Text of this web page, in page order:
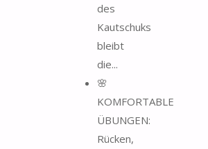
des
Kautschuks
bleibt
die...
🌸
KOMFORTABLE
ÜBUNGEN:
Rücken,